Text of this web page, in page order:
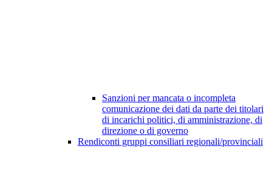
Sanzioni per mancata o incompleta
comunicazione dei dati da parte dei titolari
di incarichi politici, di amministrazione, di
direzione o di governo
Rendiconti gruppi consiliari regionali/provinciali